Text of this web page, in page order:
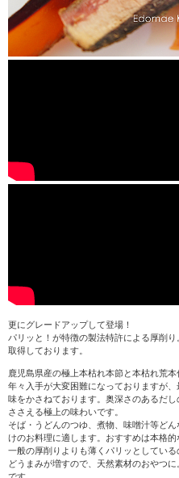
更にグレードアップして登場！
パリッと！が特徴の製法特許による厚削
取得しております。
鹿児島県産の極上本枯れ本節と本枯れ荒
年々入手が大変困難になっておりますが
味をかさねております。奥深さのあるだ
ささえる極上の味わいです。
そば・うどんのつゆ、煮物、味噌汁等ど
けのお料理に適します。おすすめは本格的
一般の厚削りよりも薄くパリッとしてい
どうまみが増すので、天然素材のおやつ